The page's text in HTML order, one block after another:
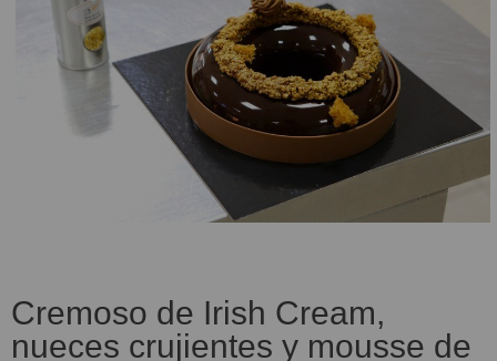
Cremoso de Irish Cream,
nueces crujientes y mousse de